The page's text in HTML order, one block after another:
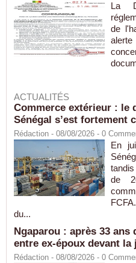
La
de
ACTUALITÉS
Commerce extérieur : le
Sénégal s’est fortement
Rédaction - 08/08/2026 - 0
En
de
du...
Ngaparou : après 33
entre ex-époux devant la
Rédaction - 08/08/2026 - 0